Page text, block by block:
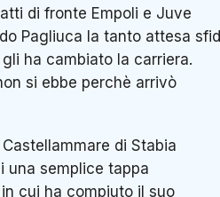
di fronte Empoli e Juve
Pagliuca la tanto attesa
ha cambiato la carriera.
si ebbe perchè arrivò
di Stabia
una semplice tappa
cui ha compiuto il suo